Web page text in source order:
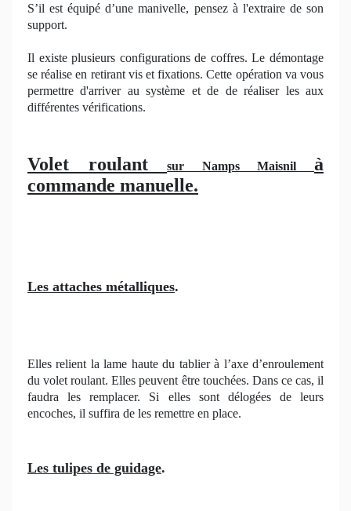
S’il est équipé d’une manivelle, pensez à l'extraire de son
support.
Il existe plusieurs configurations de coffres. Le démontage
se réalise en retirant vis et fixations. Cette opération va vous
permettre d'arriver au système et de de réaliser les aux
différentes vérifications.
Volet roulantsur Namps Maisnilà
commande manuelle.
Les attaches métalliques.
Elles relient la lame haute du tablier à l’axe d’enroulement
du volet roulant. Elles peuvent être touchées. Dans ce cas, il
faudra les remplacer. Si elles sont délogées de leurs
encoches, il suffira de les remettre en place.
Les tulipes de guidage.